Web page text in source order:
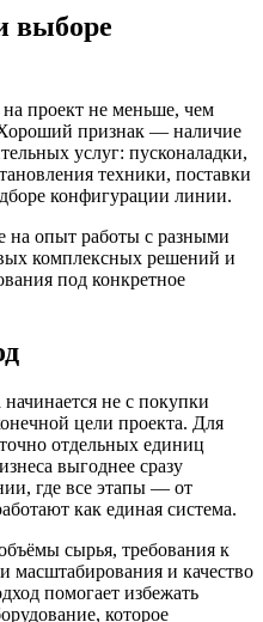
выборе
проект не меньше, чем
Хороший признак — наличие
услуг: пусконаладки,
техники, поставки
конфигурации линии.
на опыт работы с разными
комплексных решений и
под конкретное
не с покупки
цели проекта. Для
отдельных единиц
выгоднее сразу
где все этапы — от
как единая система.
сырья, требования к
масштабирования и качество
помогает избежать
которое